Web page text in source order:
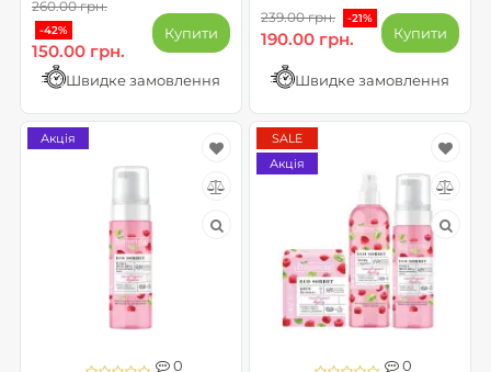
260.00 грн.
-42%
150.00 грн.
Купити
Швидке замовлення
239.00 грн. -21%
190.00 грн. Купити
Швидке замовлення
0
Акція
0
SALE
Акція